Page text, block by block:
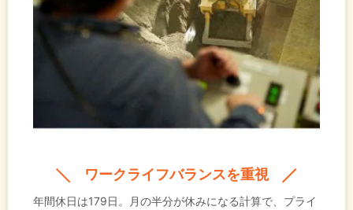
加えて、会社近くに独身寮が完備されていることも
決め手のひとつでした。一人暮らしをして自立をし
たいと考えていたので、自分の希望とマッチするか
たちになりました！
ワークライフバランスを重視
年間休日は179日。月の半分が休みになる計算で、プライ